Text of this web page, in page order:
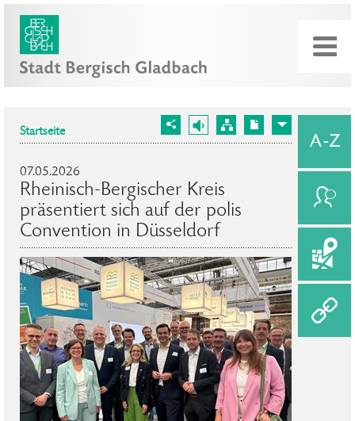
Startseite
07.05.2026
Rheinisch-Bergischer Kreis
präsentiert sich auf der polis
Convention in Düsseldorf